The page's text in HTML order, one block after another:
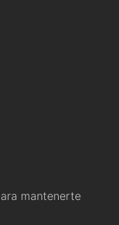
mantenerte